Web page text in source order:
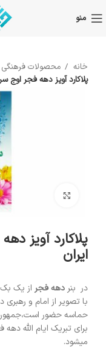
منو
خانه محصولات فرهنگی
پلاکارد آویز دهه فجر اوج
بزرگنمایی تصویر
پلاکارد آویز
ایران
در بنر دهه فجر از یک بک
با تصویر از امام و
حماسه حضور
میشود.